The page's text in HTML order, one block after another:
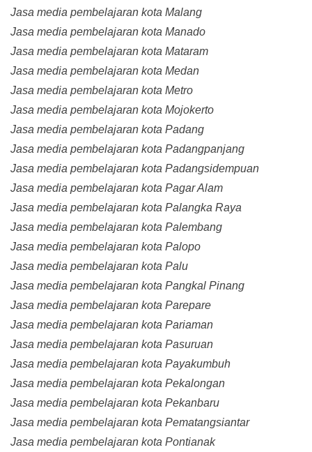
Jasa media pembelajaran kota Malang
Jasa media pembelajaran kota Manado
Jasa media pembelajaran kota Mataram
Jasa media pembelajaran kota Medan
Jasa media pembelajaran kota Metro
Jasa media pembelajaran kota Mojokerto
Jasa media pembelajaran kota Padang
Jasa media pembelajaran kota Padangpanjang
Jasa media pembelajaran kota Padangsidempuan
Jasa media pembelajaran kota Pagar Alam
Jasa media pembelajaran kota Palangka Raya
Jasa media pembelajaran kota Palembang
Jasa media pembelajaran kota Palopo
Jasa media pembelajaran kota Palu
Jasa media pembelajaran kota Pangkal Pinang
Jasa media pembelajaran kota Parepare
Jasa media pembelajaran kota Pariaman
Jasa media pembelajaran kota Pasuruan
Jasa media pembelajaran kota Payakumbuh
Jasa media pembelajaran kota Pekalongan
Jasa media pembelajaran kota Pekanbaru
Jasa media pembelajaran kota Pematangsiantar
Jasa media pembelajaran kota Pontianak